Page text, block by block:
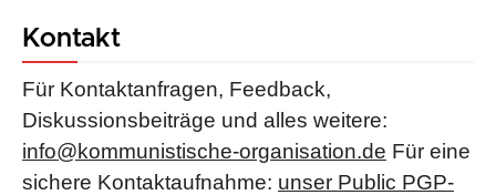
Kontakt
Für Kontaktanfragen, Feedback,
Diskussionsbeiträge und alles weitere:
info@kommunistische-organisation.de Für eine
sichere Kontaktaufnahme: unser Public PGP-